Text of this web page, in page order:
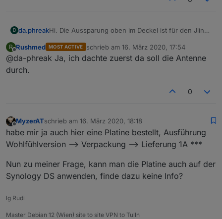
D da.phreakHi. Die Aussparung oben im Deckel ist für den Jlink-
Gebt mir bitte gern Rückmeldung, wie gut das paßt.
R
Offline
Rushmed MOST ACTIVE schrieb am 16. März 2020, 17:54
zuletzt editiert von
@da-phreak Ja, ich dachte zuerst da soll die Antenne
durch.
0
Offline
MyzerATschrieb am 16. März 2020, 18:18
zuletzt editiert von
habe mir ja auch hier eine Platine bestellt, Ausführung
Wohlfühlversion --> Verpackung --> Lieferung 1A ***
Nun zu meiner Frage, kann man die Platine auch auf der
Synology DS anwenden, finde dazu keine Info?
lg Rudi
Master Debian 12 (Wien) site to site VPN to Tulln